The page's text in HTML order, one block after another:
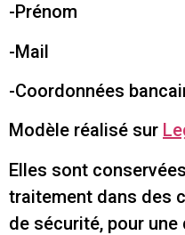
-Prénom
-Mail
-Coordonnées
Modèle réalisé sur
Elles sont
traitement dans des
de sécurité, pour une